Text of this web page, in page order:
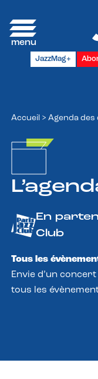
JazzMag+
Accueil > Agenda
En
Club
Tous les
Envie d’un
tous les